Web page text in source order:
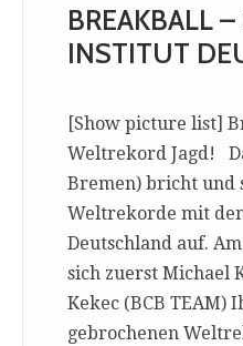
BREAKBALL
INSTITUT
[Show picture list]
Weltrekord Jagd!
Bremen) bricht und
Weltrekorde mit
Deutschland auf.
sich zuerst Michael
Kekec (BCB TEAM)
gebrochenen